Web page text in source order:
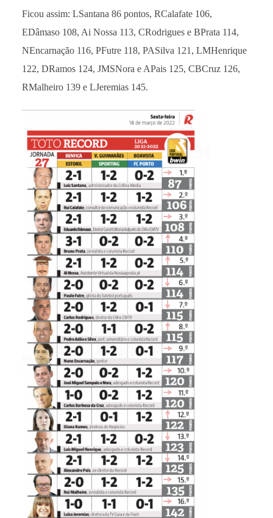
Ficou assim: LSantana 86 pontos, RCalafate 106,
EDâmaso 108, Ai Nossa 113, CRodrigues e BPrata 114,
NEncarnação 116, PFutre 118, PASilva 121, LMHenrique
122, DRamos 124, JMSNora e APais 125, CBCruz 126,
RMalheiro 139 e LJeremias 145.